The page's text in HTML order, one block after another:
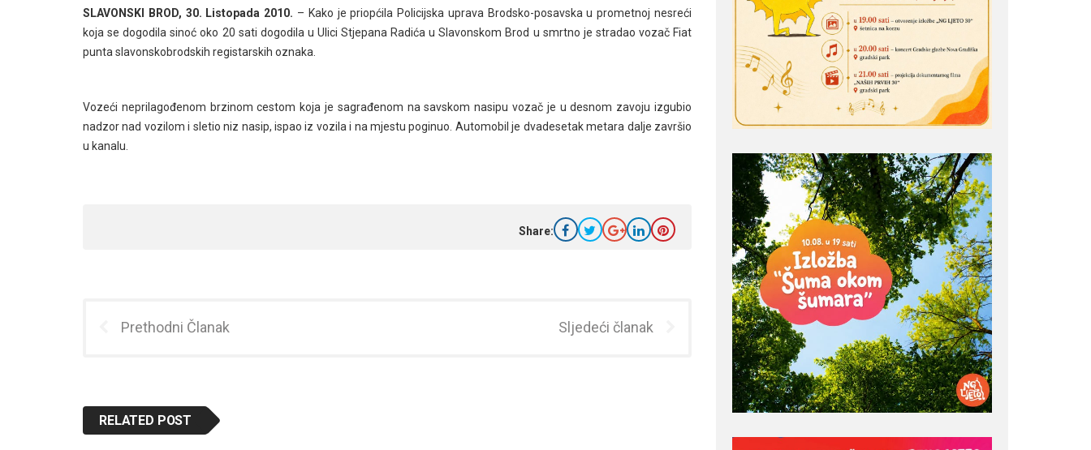
SLAVONSKI BROD, 30. Listopada 2010. – Kako je priopćila Policijska uprava Brodsko-posavska u prometnoj nesreći
koja se dogodila sinoć oko 20 sati dogodila u Ulici Stjepana Radića u Slavonskom Brod u smrtno je stradao vozač Fiat
punta slavonskobrodskih registarskih oznaka.
Vozeći neprilagođenom brzinom cestom koja je sagrađenom na savskom nasipu vozač je u desnom zavoju izgubio
nadzor nad vozilom i sletio niz nasip, ispao iz vozila i na mjestu poginuo. Automobil je dvadesetak metara dalje završio
u kanalu.
Share:
Prethodni Članak Sljedeći članak
RELATED POST